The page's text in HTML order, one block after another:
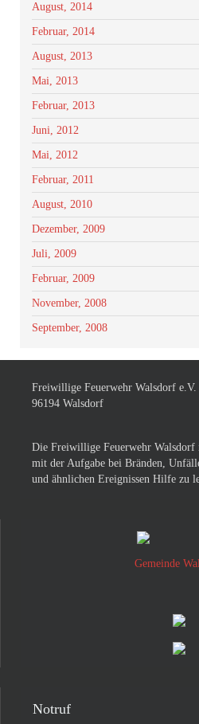
August, 2014
Februar, 2014
August, 2013
Mai, 2013
Februar, 2013
Juni, 2012
Mai, 2012
Februar, 2011
August, 2010
Dezember, 2009
Juli, 2009
Februar, 2009
November, 2008
September, 2008
Freiwillige Feuerwehr Walsdorf e.V.
96194 Walsdorf
Die Freiwillige Feuerwehr Walsdorf
mit der Aufgabe bei Bränden,
und ähnlichen Ereignissen Hilfe zu
Gemeinde
Notruf